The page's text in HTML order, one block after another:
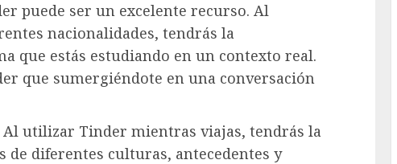
puede ser un excelente recurso. Al
nacionalidades, tendrás la
que estás estudiando en un contexto real.
que sumergiéndote en una conversación
Al utilizar Tinder mientras viajas, tendrás la
de diferentes culturas, antecedentes y